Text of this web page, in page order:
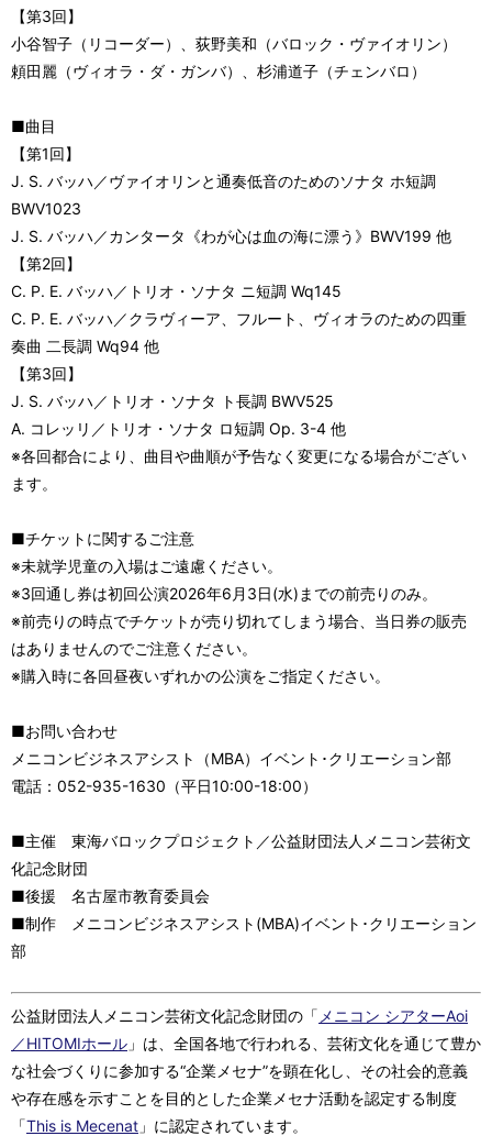
【第3回】
小谷智子（リコーダー）、荻野美和（バロック・ヴァイオリン）
頼田麗（ヴィオラ・ダ・ガンバ）、杉浦道子（チェンバロ）
■曲目
【第1回】
J. S. バッハ／ヴァイオリンと通奏低音のためのソナタ ホ短調
BWV1023
J. S. バッハ／カンタータ《わが心は血の海に漂う》BWV199 他
【第2回】
C. P. E. バッハ／トリオ・ソナタ ニ短調 Wq145
C. P. E. バッハ／クラヴィーア、フルート、ヴィオラのための四重
奏曲 二長調 Wq94 他
【第3回】
J. S. バッハ／トリオ・ソナタ ト長調 BWV525
A. コレッリ／トリオ・ソナタ ロ短調 Op. 3-4 他
※各回都合により、曲目や曲順が予告なく変更になる場合がござい
ます。
■チケットに関するご注意
※未就学児童の入場はご遠慮ください。
※3回通し券は初回公演2026年6月3日(水)までの前売りのみ。
※前売りの時点でチケットが売り切れてしまう場合、当日券の販売
はありませんのでご注意ください。
※購入時に各回昼夜いずれかの公演をご指定ください。
■お問い合わせ
メニコンビジネスアシスト（MBA）イベント･クリエーション部
電話：052-935-1630（平日10:00-18:00）
■主催 東海バロックプロジェクト／公益財団法人メニコン芸術文
化記念財団
■後援 名古屋市教育委員会
■制作 メニコンビジネスアシスト(MBA)イベント･クリエーション
部
公益財団法人メニコン芸術文化記念財団の「 メニコン シアターAoi
／HITOMIホール 」は、全国各地で行われる、芸術文化を通じて豊か
な社会づくりに参加する“企業メセナ”を顕在化し、その社会的意義
や存在感を示すことを目的とした企業メセナ活動を認定する制度
「This is Mecenat 」に認定されています。